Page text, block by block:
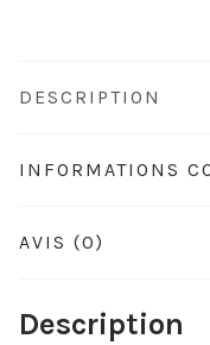
DESCRIPTION
INFORMATIONS
AVIS (0)
Description